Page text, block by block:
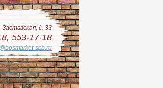
д. 33
553-17-18
spb.ru